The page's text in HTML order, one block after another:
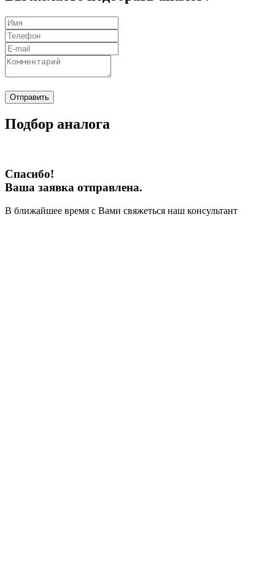
Отправить
Подбор аналога
Спасибо!
Ваша заявка отправлена.
В ближайшее время с Вами свяжеться наш консультант